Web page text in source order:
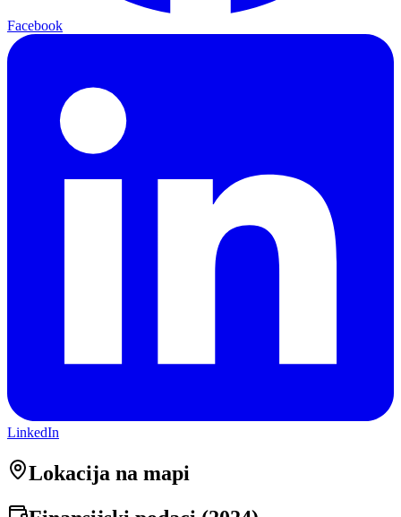
Facebook
LinkedIn
Lokacija na mapi